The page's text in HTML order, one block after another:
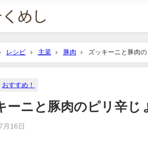
レシピ 主菜 豚肉 ズッキーニと豚肉
おすすめ！
ーニと豚肉のピリ辛じ
月16日